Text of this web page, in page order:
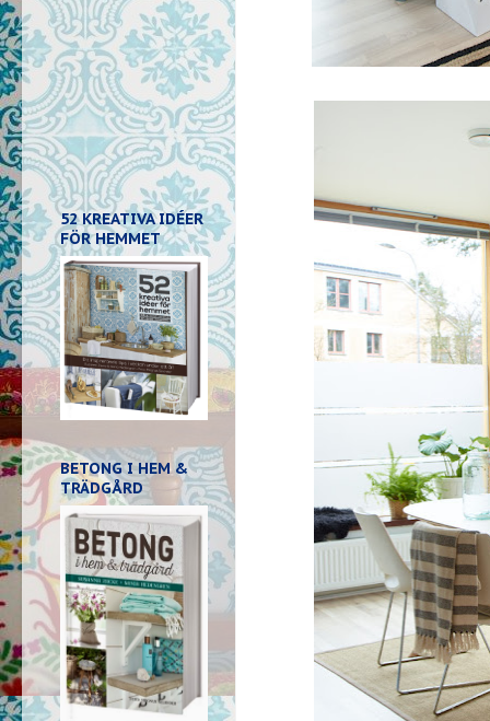
52 KREATIVA IDÉER
FÖR HEMMET
BETONG I HEM &
TRÄDGÅRD